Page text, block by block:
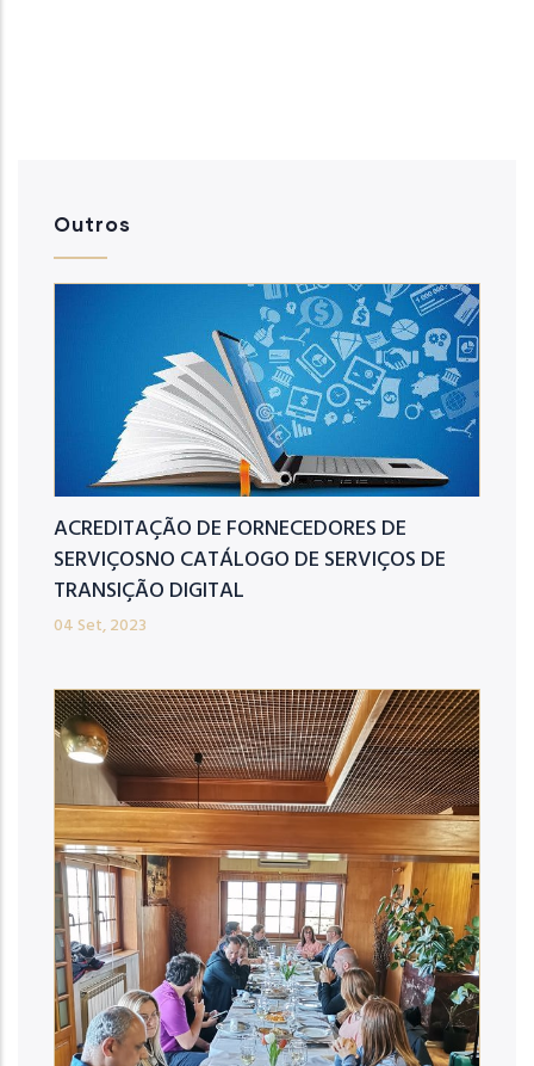
Outros
ACREDITAÇÃO DE FORNECEDORES DE
SERVIÇOSNO CATÁLOGO DE SERVIÇOS DE
TRANSIÇÃO DIGITAL
04 Set, 2023